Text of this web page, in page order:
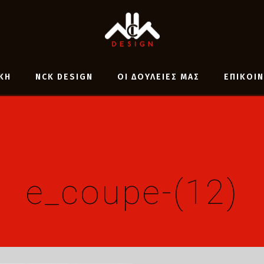
NCK DESIGN ΟΙ ΔΟΥΛΕΙΕΣ ΜΑΣ
e_coupe-(12)